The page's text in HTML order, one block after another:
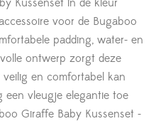
Kussenset in de kleur
voor de Bugaboo
padding, water- en
ontwerp zorgt deze
en comfortabel kan
een vleugje elegantie toe
Giraffe Baby Kussenset -